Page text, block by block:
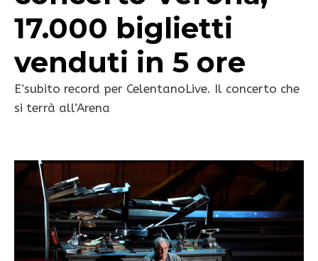
17.000 biglietti
venduti in 5 ore
E’subito record per CelentanoLive. Il concerto che
si terrà all’Arena